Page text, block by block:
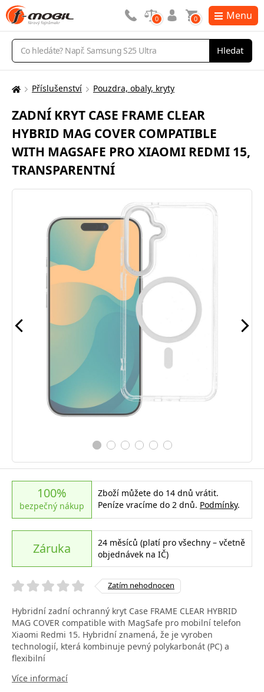
Vyhledávání
Hledat
0 0 Menu
Zde
nacházíte:
Příslušenství Pouzdra, obaly, kryty
ZADNÍ KRYT CASE FRAME CLEAR
HYBRID MAG COVER COMPATIBLE
WITH MAGSAFE PRO XIAOMI REDMI 15,
TRANSPARENTNÍ
100%
bezpečný nákup
Zboží můžete do 14 dnů vrátit.
Peníze vracíme do 2 dnů. Podmínky.
Záruka
24 měsíců (platí pro všechny – včetně
objednávek na IČ)
Zatím nehodnocen
Hybridní zadní ochranný kryt Case FRAME CLEAR HYBRID
MAG COVER compatible with MagSafe pro mobilní telefon
Xiaomi Redmi 15. Hybridní znamená, že je vyroben
technologií, která kombinuje pevný polykarbonát (PC) a
flexibilní
Více informací